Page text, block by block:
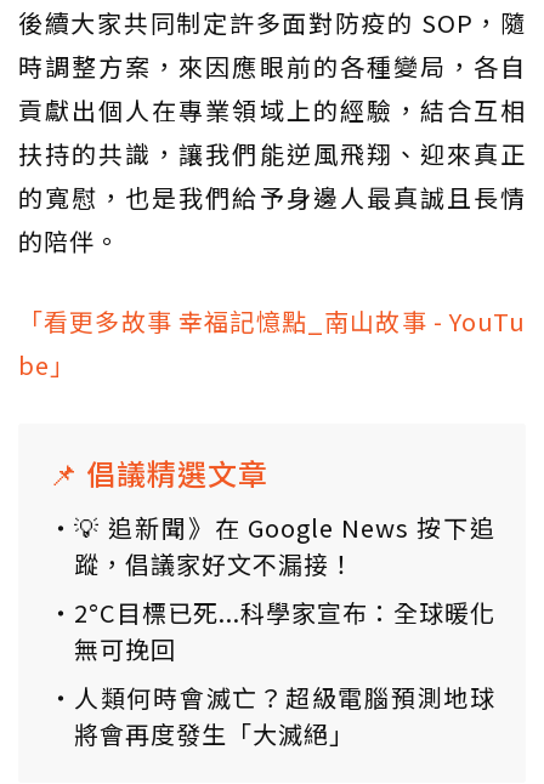
後續大家共同制定許多面對防疫的 SOP，隨
時調整方案，來因應眼前的各種變局，各自
貢獻出個人在專業領域上的經驗，結合互相
扶持的共識，讓我們能逆風飛翔、迎來真正
的寬慰，也是我們給予身邊人最真誠且長情
的陪伴。
「看更多故事 幸福記憶點_南山故事 - YouTu
be」
📌 倡議精選文章
💡 追新聞》在 Google News 按下追
蹤，倡議家好文不漏接！
2°C目標已死...科學家宣布：全球暖化
無可挽回
人類何時會滅亡？超級電腦預測地球
將會再度發生「大滅絕」